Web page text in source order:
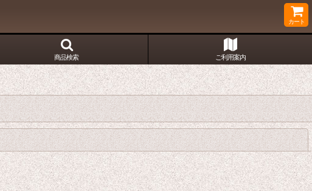
カート
商品検索 ご利用案内
閉じる